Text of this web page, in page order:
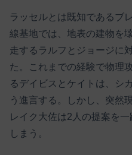
ラッセルとは既知であるブ
線基地では、地表の建物を
走するラルフとジョージに
た。これまでの経験で物理
るデイビスとケイトは、シ
う進言する。しかし、突然
レイク大佐は2人の提案を
しまう。